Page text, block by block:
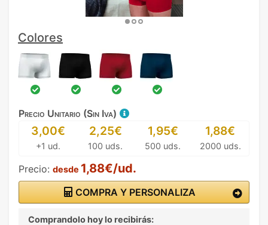
Colores
Precio Unitario (Sin Iva)
3,00€
+1 ud.
2,25€
100 uds.
1,95€
500 uds.
1,88€
2000 uds.
Precio: desde 1,88€/ud.
COMPRA Y PERSONALIZA
Comprandolo hoy lo recibirás: